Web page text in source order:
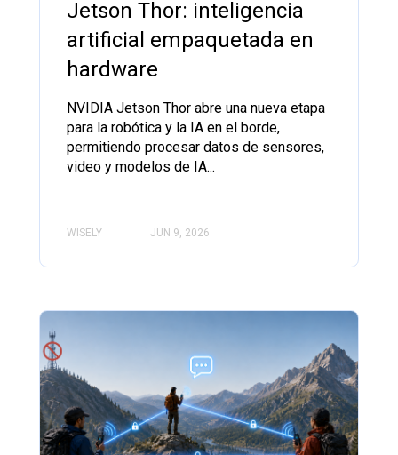
Jetson Thor: inteligencia
artificial empaquetada en
hardware
NVIDIA Jetson Thor abre una nueva etapa
para la robótica y la IA en el borde,
permitiendo procesar datos de sensores,
video y modelos de IA...
WISELY JUN 9, 2026